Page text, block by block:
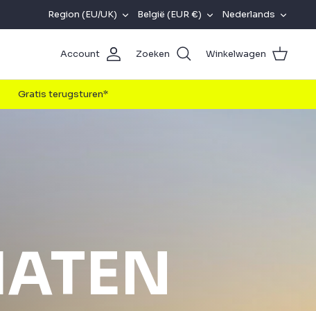
REGION
(EU/UK)
Region (EU/UK) VALUTA
België (EUR €) TAAL
Nederlands
Account Zoeken Winkelwagen
Gratis terugsturen*